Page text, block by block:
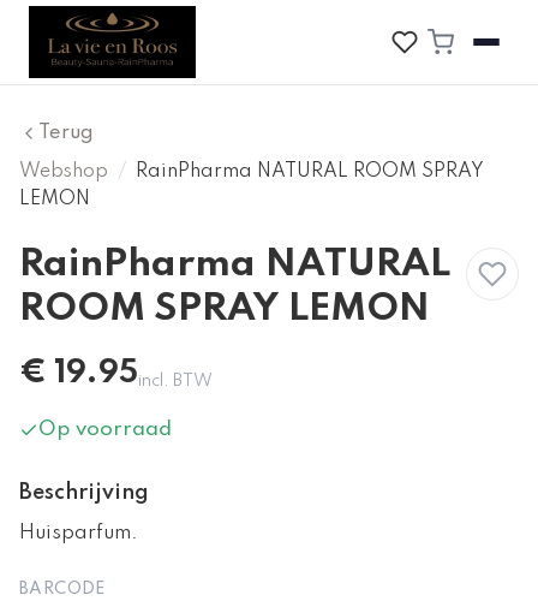
Terug
Webshop
/
RainPharma NATURAL ROOM SPRAY
LEMON
RainPharma NATURAL
ROOM SPRAY LEMON
€ 19.95incl. BTW
Op voorraad
Beschrijving
Huisparfum.
BARCODE